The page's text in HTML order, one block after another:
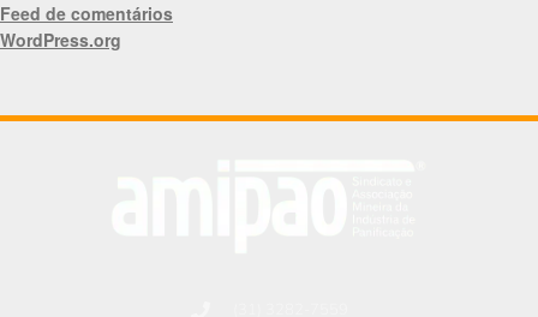
Feed de comentários
WordPress.org